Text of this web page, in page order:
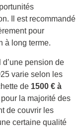
Il est recommandé
pour
à long terme.
pension de
varie selon les
de 1500 € à
la majorité des
de couvrir les
certaine qualité